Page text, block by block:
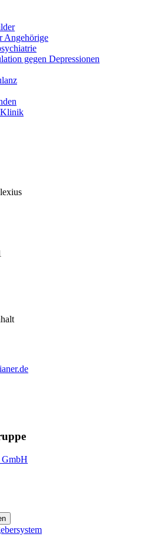
Angehörige
gegen Depressionen
Klinik